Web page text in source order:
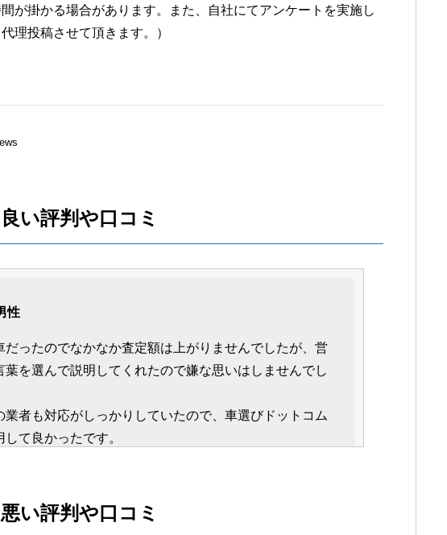
が掛かる場合があります。また、自社にてアンケートを実施し
理投稿させて頂きます。）
い評判や口コミ
性
だったのでなかなか査定額は上がりませんでしたが、営
葉を選んで説明してくれたので嫌な思いはしませんでし
業者も対応がしっかりしていたので、車選びドットコム
して良かったです。
い評判や口コミ